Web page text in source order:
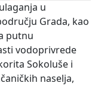
u
Grada, kao
putnu
vodoprivrede
Sokoluše i
naselja,